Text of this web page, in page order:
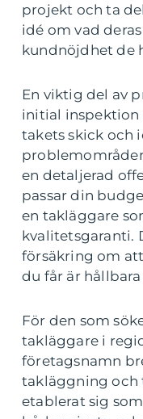
projekt och ta
idé om vad
kundnöjdhet de
En viktig del av
initial
takets skick och
en detaljerad
passar din
en takläggare
kvalitetsgaranti.
försäkring om
du får är
För den som
takläggare i
företagsnamn
takläggning och
etablerat sig